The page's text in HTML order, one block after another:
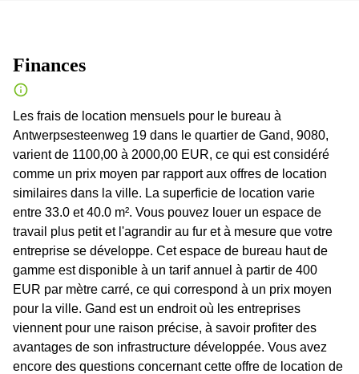
Finances
Les frais de location mensuels pour le bureau à
Antwerpsesteenweg 19 dans le quartier de Gand, 9080,
varient de 1100,00 à 2000,00 EUR, ce qui est considéré
comme un prix moyen par rapport aux offres de location
similaires dans la ville. La superficie de location varie
entre 33.0 et 40.0 m². Vous pouvez louer un espace de
travail plus petit et l'agrandir au fur et à mesure que votre
entreprise se développe. Cet espace de bureau haut de
gamme est disponible à un tarif annuel à partir de 400
EUR par mètre carré, ce qui correspond à un prix moyen
pour la ville. Gand est un endroit où les entreprises
viennent pour une raison précise, à savoir profiter des
avantages de son infrastructure développée. Vous avez
encore des questions concernant cette offre de location de